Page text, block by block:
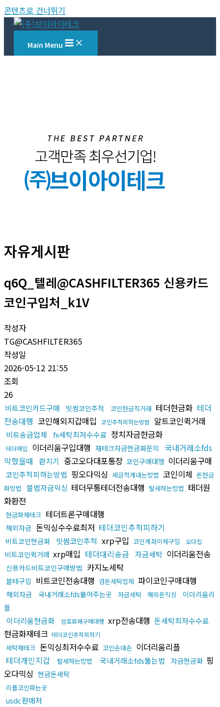
콘텐츠로 건너뛰기
Main Menu
자유게시판
q6Q_텔레@CASHFILTER365 신용카드
코인구입처_k1V
작성자
TG@CASHFILTER365
작성일
2026-05-12 21:55
조회
26
비트코인카드구매 빗썸코인추적 코인현금직거래 테더현금화 테더
전송대행 코인해외지갑매입 코인추적피하는방법 알트코인퀵거래
비트송금업체 fx세탁최저수수료 정치자금현금화
테더매입 이더리움구입대행 재테크자금현금화문의
국내거래소fds
막혔을때
환치기 중고오다대포통장 코인구매대행 이더리움구매
코인추적피하는방법 핑오다믹싱 세금적게내는방법 코인이체 돈현금
화방법
불법자금믹싱 테더무통테더전송대행 탈세하는방법 태더원
화환전
현금화재테크 테더트론구매대행
해외자금 돈믹싱수수료최저 테더코인추척피하기
비트코인현금화 빗썸코인추적 xrp구입 코인계좌이체구입 오다집
비트코인퀵거래 xrp매입 테더대리송금 자금세탁 이더리움전송
신용카드비트코인구매방법 카지노세탁
블테구입 비트코인전송대행 검돈세탁업체 파이코인구매대행
해외자금 국내거래소fds뚫어주는곳 자금세탁 해외돈믹싱
이더리움리
플
이더리움현금화 암호화폐구매대행 xrp전송대행 돈세탁최저수수료
현금화재테크 테더코인추척피하기
세탁재테크 돈믹싱최저수수료 코인손대손 이더리움리플
테더개인지갑
탈세하는방법 국내거래소fds뚫는법 자금현금화 핑
오다믹싱 현금돈세탁
리플코인파는곳
usdc판매처